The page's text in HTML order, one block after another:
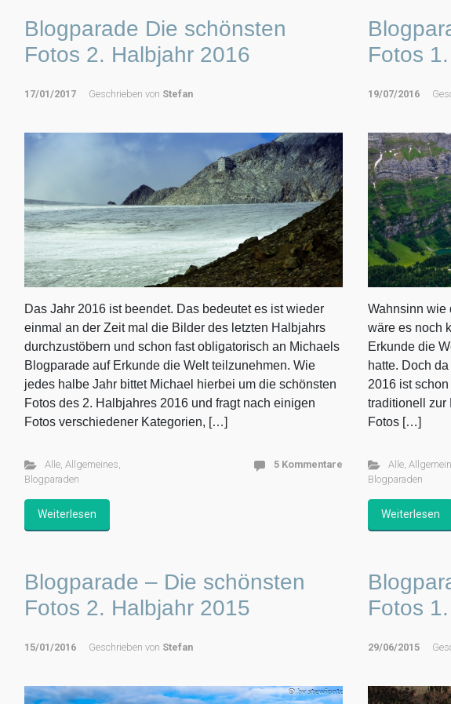
Blogparade Die schönsten
Fotos 2. Halbjahr 2016
17/01/2017 Geschrieben von Stefan
Das Jahr 2016 ist beendet. Das bedeutet es ist wieder
einmal an der Zeit mal die Bilder des letzten Halbjahrs
durchzustöbern und schon fast obligatorisch an Michaels
Blogparade auf Erkunde die Welt teilzunehmen. Wie
jedes halbe Jahr bittet Michael hierbei um die schönsten
Fotos des 2. Halbjahres 2016 und fragt nach einigen
Fotos verschiedener Kategorien, […]
Alle, Allgemeines,
Blogparaden
5 Kommentare
Weiterlesen
Fotos
19/07/2016
Wahnsinn wie
wäre es noch
Erkunde die
hatte. Doch
2016 ist
traditionell zur
Fotos […]
Alle,
Blogparaden
Weiterlesen
Blogparade – Die schönsten
Fotos 2. Halbjahr 2015
15/01/2016 Geschrieben von Stefan
Fotos
29/06/2015